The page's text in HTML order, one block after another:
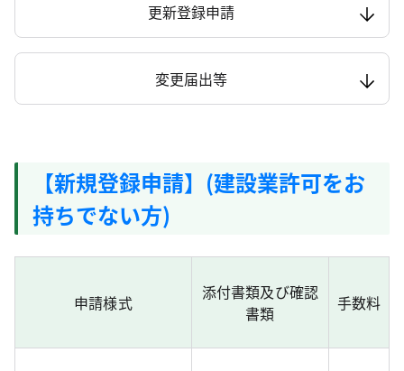
更新登録申請
変更届出等
【新規登録申請】(建設業許可をお
持ちでない方)
申請様式
添付書類及び確認
書類
手数料